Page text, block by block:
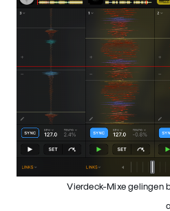
Vierdeck-Mixe gelingen